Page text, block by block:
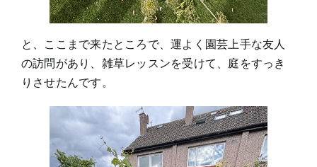
と、ここまで来たところで、運よく園芸上手な友人
の訪問があり、雑草レッスンを受けて、庭をすっき
りさせたんです。